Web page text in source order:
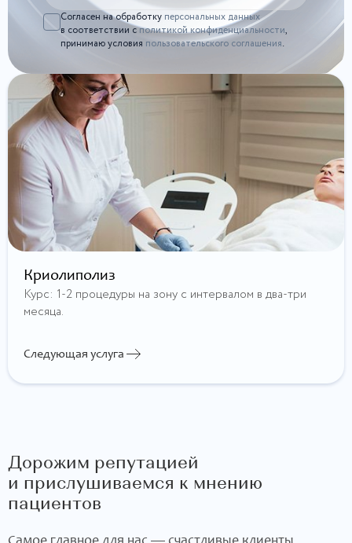
Согласен на обработку персональных данных
в соответствии сполитикой конфиденциальности,
принимаю условия пользовательского соглашения.
Криолиполиз
Курс: 1-2 процедуры на зону с интервалом в два-три
месяца.
Следующая услуга
Дорожим репутацией
и прислушиваемся к мнению
пациентов